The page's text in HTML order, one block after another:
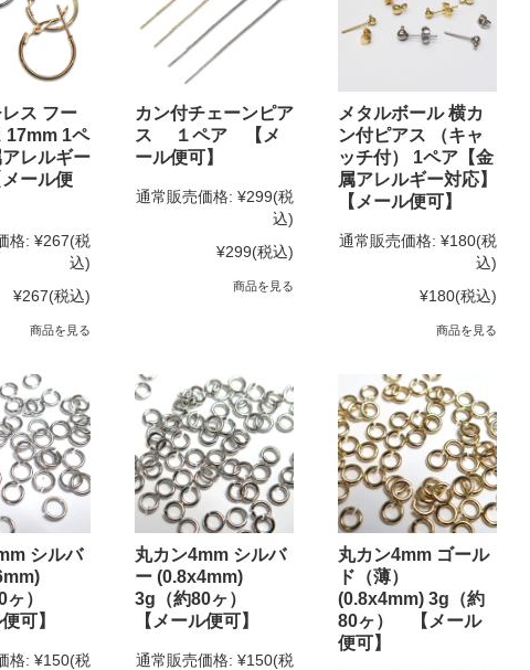
ス フー
17mm 1ペ
レルギー
ール便
格: ¥267(税
込)
¥267(税込)
商品を見る
カン付チェーンピア
ス １ペア 【メ
ール便可】
通常販売価格: ¥299(税
込)
¥299(税込)
商品を見る
メタルボール 横カ
ン付ピアス （キャ
ッチ付） 1ペア【金
属アレルギー対応】
【メール便可】
通常販売価格: ¥180(税
込)
¥180(税込)
商品を見る
シルバ
ヶ）
可】
格: ¥150(税
丸カン4mm シルバ
ー (0.8x4mm)
3g（約80ヶ）
【メール便可】
通常販売価格: ¥150(税
丸カン4mm ゴール
ド（薄）
(0.8x4mm) 3g（約
80ヶ） 【メール
便可】